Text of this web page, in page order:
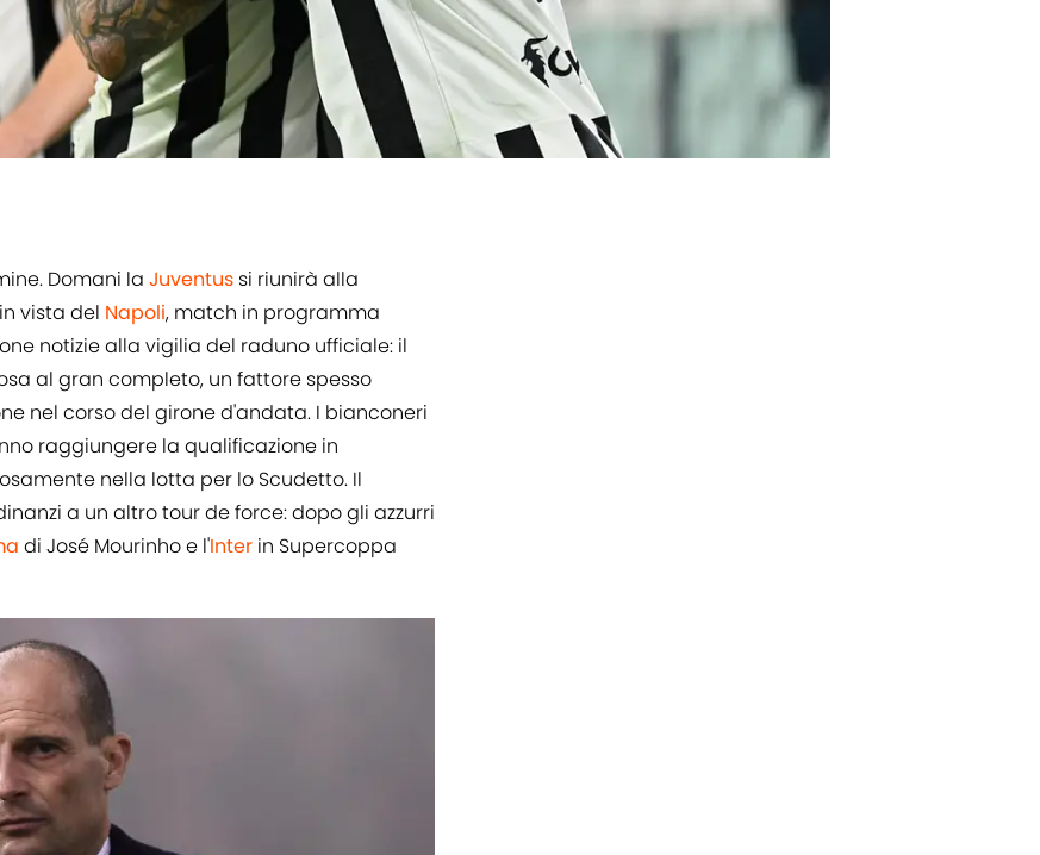
Domani la Juventus si riunirà alla
vista del Napoli, match in programma
notizie alla vigilia del raduno ufficiale: il
al gran completo, un fattore spesso
nel corso del girone d'andata. I bianconeri
raggiungere la qualificazione in
nella lotta per lo Scudetto. Il
a un altro tour de force: dopo gli azzurri
di José Mourinho e l'Inter in Supercoppa